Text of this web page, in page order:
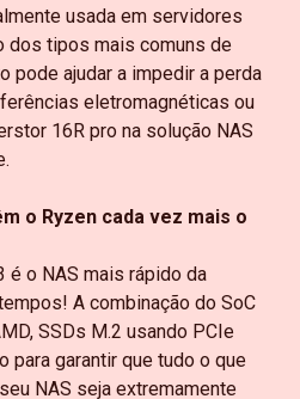
usada em servidores
dos tipos mais comuns de
pode ajudar a impedir a perda
eletromagnéticas ou
16R pro na solução NAS
o Ryzen cada vez mais o
é o NAS mais rápido da
A combinação do SoC
SSDs M.2 usando PCIe
para garantir que tudo o que
NAS seja extremamente